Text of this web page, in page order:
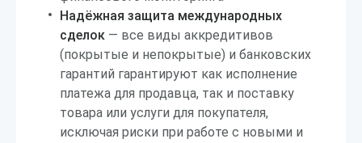
Надёжная защита международных
сделок — все виды аккредитивов
(покрытые и непокрытые) и банковских
гарантий гарантируют как исполнение
платежа для продавца, так и поставку
товара или услуги для покупателя,
исключая риски при работе с новыми и